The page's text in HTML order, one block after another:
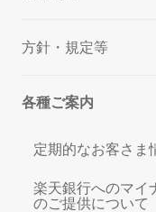
方針・規定等
各種ご案内
定期的なお客さま
楽天銀行へのマイ
のご提供について